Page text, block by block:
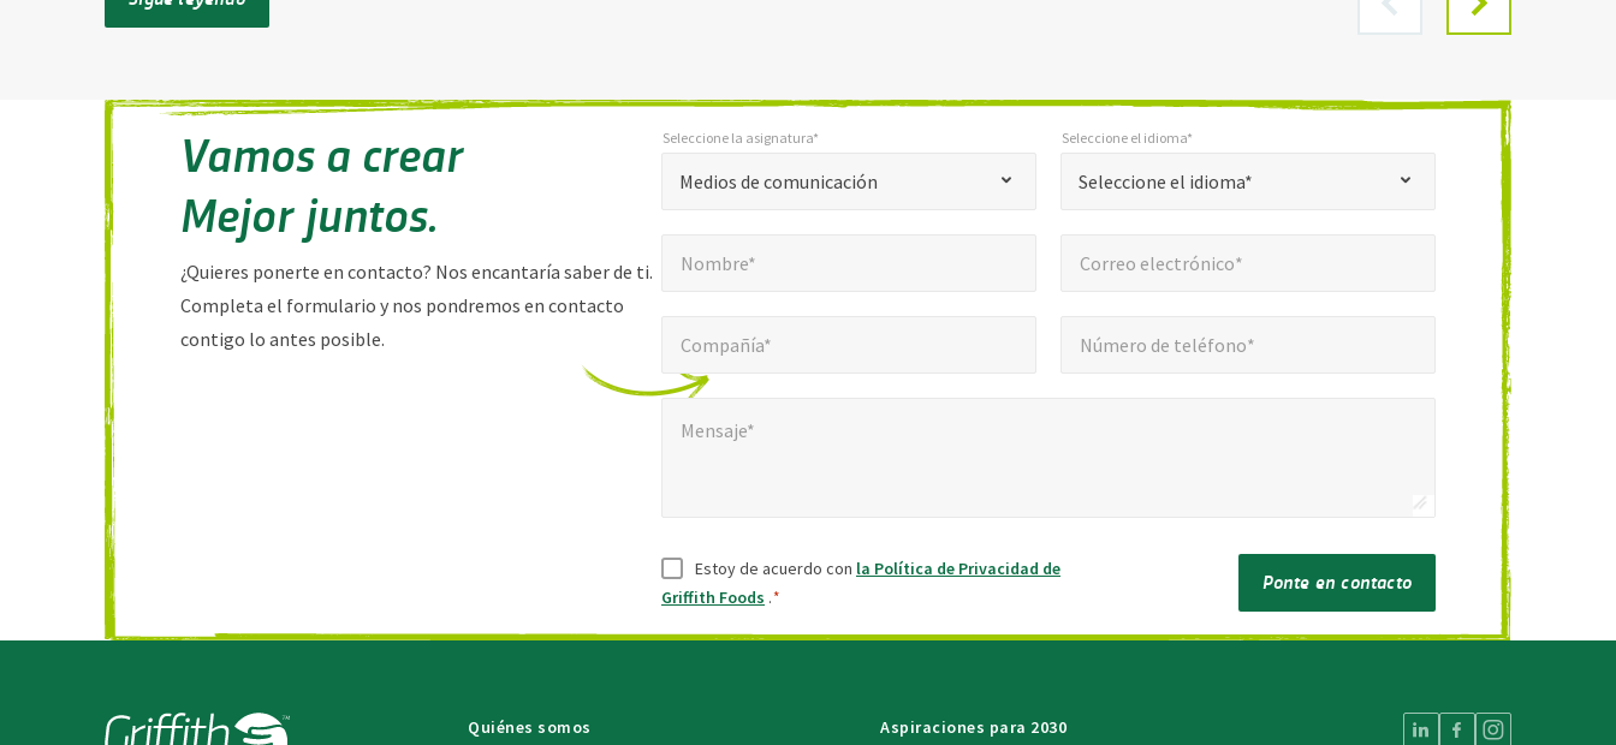
Vamos a crear
Mejor juntos.
¿Quieres ponerte en contacto? Nos encantaría saber de ti.
Completa el formulario y nos pondremos en contacto
contigo lo antes posible.
indica
obligatorios
Medios de comunicación
Seleccione la asignatura*
Seleccione el idioma*
Seleccione el idioma*
Nombre* Correo electrónico*
Compañía* Número de teléfono*
Mensaje*
Mensaje*
Consentir
Estoy de acuerdo con la Política de Privacidad de
Griffith Foods .*
Ponte en contacto
Quiénes somos Aspiraciones para 2030